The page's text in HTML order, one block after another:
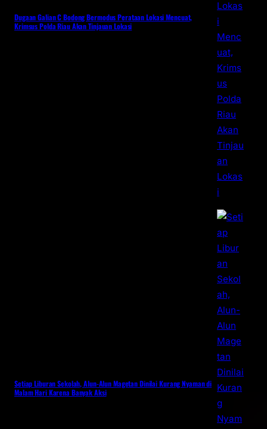
Dugaan Galian C Bodong Bermodus Perataan Lokasi Mencuat,
Krimsus Polda Riau Akan Tinjauan Lokasi
Setiap Liburan Sekolah, Alun-Alun Magetan Dinilai Kurang Nyaman di
Malam Hari Karena Banyak Aksi